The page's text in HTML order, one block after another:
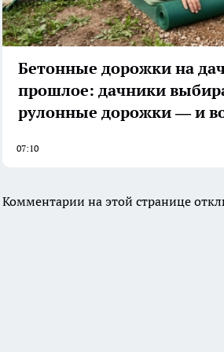
Бетонные дорожки на
прошлое: дачники
рулонные дорожки — и
07:10
Комментарии на этой странице